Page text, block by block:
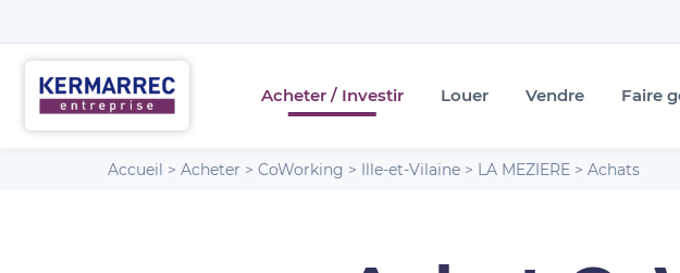
Acheter / Investir Louer Vendre Faire
Accueil > Acheter > CoWorking > Ille-et-Vilaine > LA MEZIERE > Achats